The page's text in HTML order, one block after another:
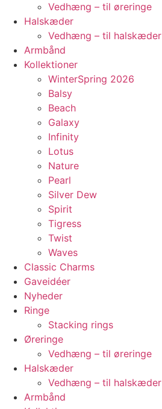
Vedhæng – til øreringe
Halskæder
Vedhæng – til halskæder
Armbånd
Kollektioner
WinterSpring 2026
Balsy
Beach
Galaxy
Infinity
Lotus
Nature
Pearl
Silver Dew
Spirit
Tigress
Twist
Waves
Classic Charms
Gaveidéer
Nyheder
Ringe
Stacking rings
Øreringe
Vedhæng – til øreringe
Halskæder
Vedhæng – til halskæder
Armbånd